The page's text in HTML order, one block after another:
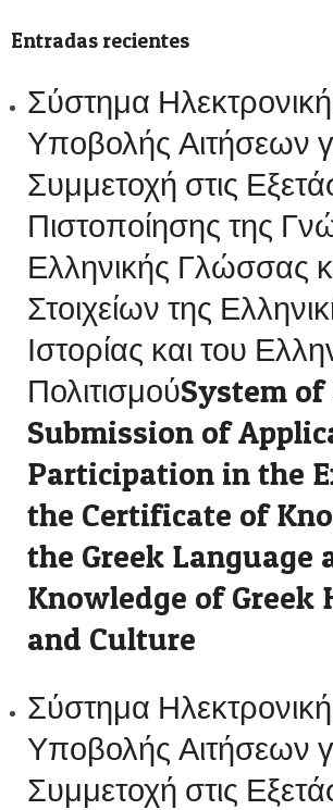
Entradas recientes
Σύστημα
Υποβολής Αιτήσεων
Συμμετοχή στις
Πιστοποίησης της
Ελληνικής Γλώσσας
Στοιχείων της
Ιστορίας και του
ΠολιτισμούSystem
Submission of
Participation in the
the Certificate of
the Greek Language
Knowledge of Greek
and Culture
Σύστημα
Υποβολής Αιτήσεων
Συμμετοχή στις